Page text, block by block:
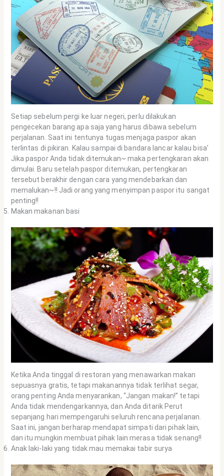
Setiap sebelum pergi ke luar negeri, perlu dilakukan
pengecekan barang apa saja yang harus dibawa sebelum
perjalanan. Saat ini tentunya tugas menjaga paspor akan
terlintas di pikiran. Kalau sampai di bandara lancar kalau bisa’
Jika paspor Anda tidak ditemukan~ maka pertengkaran akan
dimulai. Baru setelah paspor ditemukan, pertengkaran
tersebut berakhir dengan cara yang mendebarkan dan
memalukan~!! Jadi orang yang menyimpan paspor itu sangat
penting!!
Makan makanan basi
Ketika Anda tinggal di restoran yang menawarkan makan
sepuasnya gratis, tetapi makanannya tidak terlihat segar,
orang penting Anda menyarankan, “Jangan makan!” tetapi
Anda tidak mendengarkannya, dan Anda ditarik Perut
sepanjang hari mempengaruhi seluruh rencana perjalanan.
Saat ini, jangan berharap mendapat simpati dari pihak lain,
dan itu mungkin membuat pihak lain merasa tidak senang!!
Anak laki-laki yang tidak mau memakai tabir surya